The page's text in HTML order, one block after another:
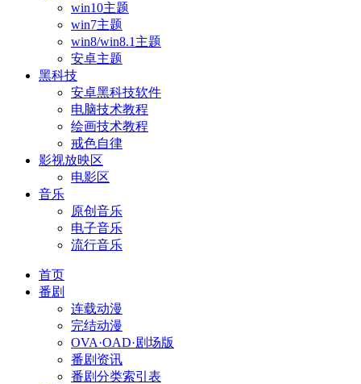
win10主题
win7主题
win8/win8.1主题
安卓主题
黑科技
安卓黑科技软件
电脑技术教程
绘画技术教程
戒色自律
影视放映区
电影区
音乐
原创音乐
电子音乐
流行音乐
首页
番剧
连载动漫
完结动漫
OVA·OAD·剧场版
番剧资讯
番剧分类索引表